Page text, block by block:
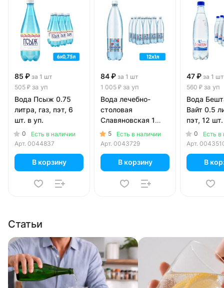
85 ₽ за 1 шт
505 ₽ за уп
Вода Псыж 0.75
литра, газ, пэт, 6
шт. в уп.
0
Есть в наличии
Арт. 0044837
В корзину
84 ₽ за 1 шт
1 005 ₽ за уп
Вода лечебно-
столовая
Славяновская 1
литр, газ, пэт, 12
шт. в уп.
5
Есть в наличии
Арт. 0043729
В корзину
47 ₽ за 1 шт
560 ₽ за уп
Вода
Вайт 0.5
пэт, 12
0
Есть в
Арт.
В
Статьи